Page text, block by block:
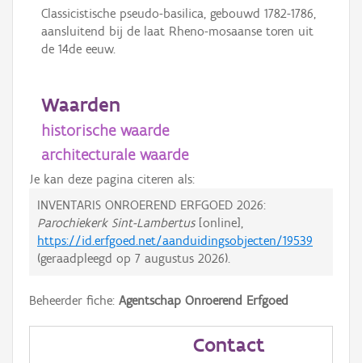
Classicistische pseudo-basilica, gebouwd 1782-1786,
aansluitend bij de laat Rheno-mosaanse toren uit
de 14de eeuw.
Waarden
historische waarde
architecturale waarde
Je kan deze pagina citeren als:
INVENTARIS ONROEREND ERFGOED 2026:
Parochiekerk Sint-Lambertus[online],
https://id.erfgoed.net/aanduidingsobjecten/19539
(geraadpleegd op 7 augustus 2026).
Beheerder fiche: Agentschap Onroerend Erfgoed
Contact